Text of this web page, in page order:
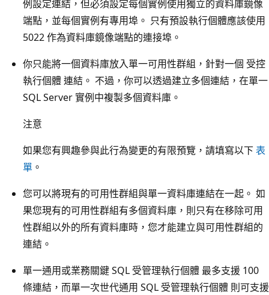
例設定連結，但必須設定每個實例使用獨立的資料庫鏡像
端點，並每個實例有專用埠。 只有預設執行個體應該使用
5022 作為資料庫鏡像端點的連接埠。
你只能將一個資料庫放入單一可用性群組，針對一個 受控
執行個體 連結。 不過，你可以透過建立多個連結，在單一
SQL Server 實例中複製多個資料庫。
注意
如果您有興趣參與此行為變更的有限預覽，請填寫以下表
單 。
您可以將現有的可用性群組與單一資料庫連結在一起。 如
果您現有的可用性群組有多個資料庫，則只有在移除可用
性群組以外的所有資料庫時，您才能建立與可用性群組的
連結。
單一通用或業務關鍵 SQL 受管理執行個體 最多支援 100
條連結，而單一次世代通用 SQL 受管理執行個體 則可支援